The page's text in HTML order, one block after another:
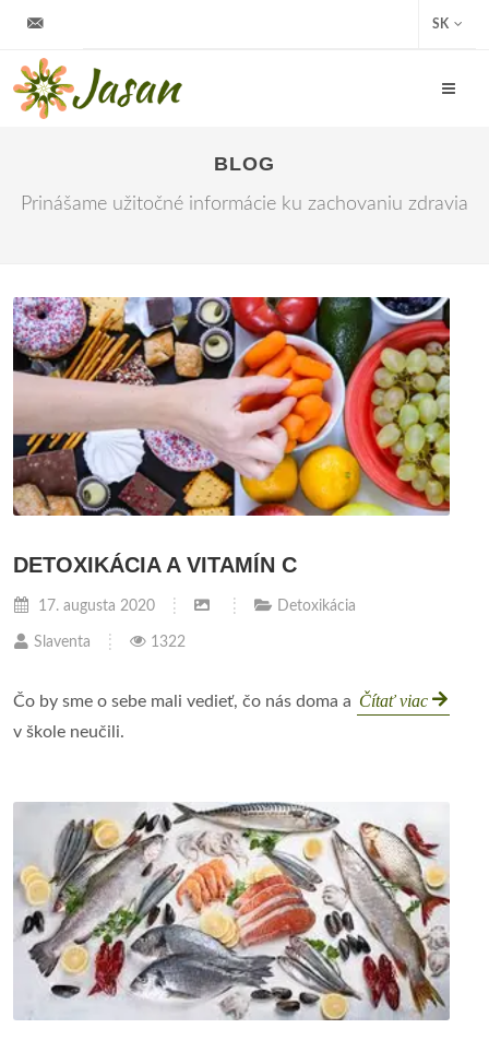
SK
BLOG
Prinášame užitočné informácie ku zachovaniu zdravia
DETOXIKÁCIA A VITAMÍN C
17. augusta 2020 Detoxikácia
Slaventa 1322
Čítať viac
Čo by sme o sebe mali vedieť, čo nás doma a
v škole neučili.